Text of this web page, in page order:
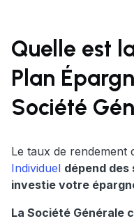
Quelle est
Plan
Société
Le taux de rendement
Individuel dépend
investie votre
La Société Générale